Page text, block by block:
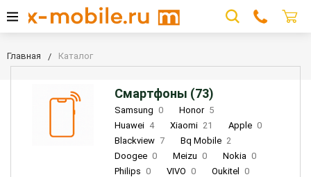
Главная Каталог
Смартфоны (73)
Samsung 0 Honor 5
Huawei 4 Xiaomi 21 Apple 0
Blackview 7 Bq Mobile 2
Doogee 0 Meizu 0 Nokia 0
Philips 0 VIVO 0 Oukitel
0